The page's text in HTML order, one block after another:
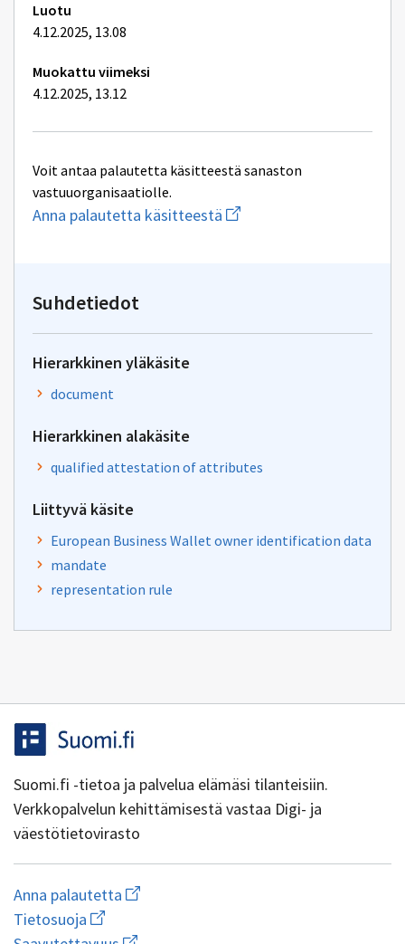
Luotu
4.12.2025, 13.08
Muokattu viimeksi
4.12.2025, 13.12
Voit antaa palautetta käsitteestä sanaston
vastuuorganisaatiolle.
Anna palautetta käsitteestä Aloita
uuden
Suhdetiedot
Hierarkkinen yläkäsite
document
Hierarkkinen alakäsite
qualified attestation of attributes
Liittyvä käsite
European Business Wallet owner identification data
mandate
representation rule
Suomi.fi -tietoa ja palvelua elämäsi tilanteisiin.
Verkkopalvelun kehittämisestä vastaa Digi- ja
väestötietovirasto
Anna palautetta Aloita
uuden
kirjoitus
Tietosuoja Avaa
linkki Avaa